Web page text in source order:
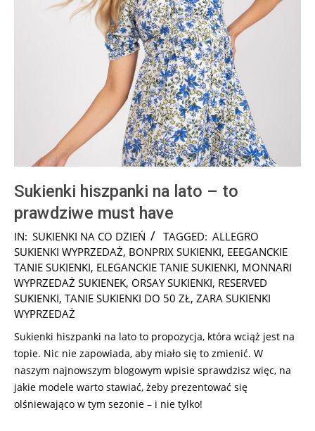
Sukienki hiszpanki na lato – to
prawdziwe must have
2025-
07-
28
IN: SUKIENKI NA CO DZIEŃ TAGGED: ALLEGRO
SUKIENKI WYPRZEDAŻ, BONPRIX SUKIENKI, EEEGANCKIE
TANIE SUKIENKI, ELEGANCKIE TANIE SUKIENKI, MONNARI
WYPRZEDAŻ SUKIENEK, ORSAY SUKIENKI, RESERVED
SUKIENKI, TANIE SUKIENKI DO 50 ZŁ, ZARA SUKIENKI
WYPRZEDAŻ
Sukienki hiszpanki na lato to propozycja, która wciąż jest na
topie. Nic nie zapowiada, aby miało się to zmienić. W
naszym najnowszym blogowym wpisie sprawdzisz więc, na
jakie modele warto stawiać, żeby prezentować się
olśniewająco w tym sezonie – i nie tylko!